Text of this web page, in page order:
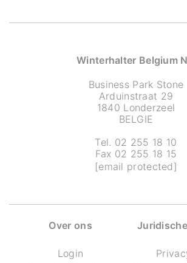
Winterhalter Belgium
Business Park Stone
Arduinstraat 29
1840 Londerzeel
BELGIE
Tel. 02 255 18 10
Fax 02 255 18 15
[email protected]
Over ons
Login